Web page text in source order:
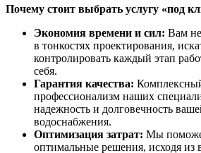
Почему стоит выбрать услугу «под
Экономия времени и сил: Вам не
в тонкостях проектирования,
контролировать каждый этап
себя.
Гарантия качества:
профессионализм наших
надежность и долговечность
водоснабжения.
Оптимизация затрат: Мы
оптимальные решения, исходя из